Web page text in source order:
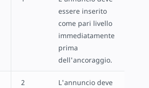
essere inserito
come pari livello
immediatamente
prima
dell'ancoraggio.
2
L'annuncio deve